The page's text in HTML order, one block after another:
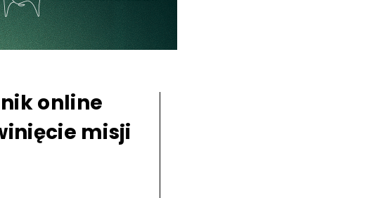
online
misji